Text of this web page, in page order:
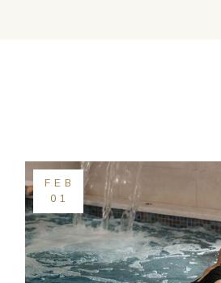
FEB
01